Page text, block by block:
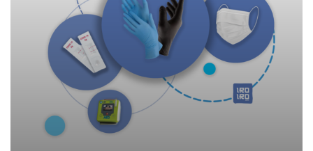
ตัวแทนจำหน่ายสินค้า เขต